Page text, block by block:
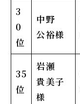
3
0
位
中野
公裕様
35
位
岩瀬
貴美子
様